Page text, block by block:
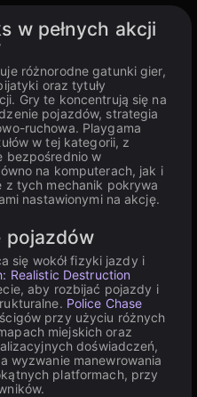
w pełnych akcji
różnorodne gatunki gier,
oraz tytuły
Gry te koncentrują się na
pojazdów, strategia
ruchowa. Playgama
w tej kategorii, z
bezpośrednio w
na komputerach, jak i
z tych mechanik pokrywa
nastawionymi na akcję.
pojazdów
się wokół fizyki jazdy i
Realistic Destruction
aby rozbijać pojazdy i
Police Chase
przy użyciu różnych
miejskich oraz
doświadczeń,
wyzwanie manewrowania
platformach, przy